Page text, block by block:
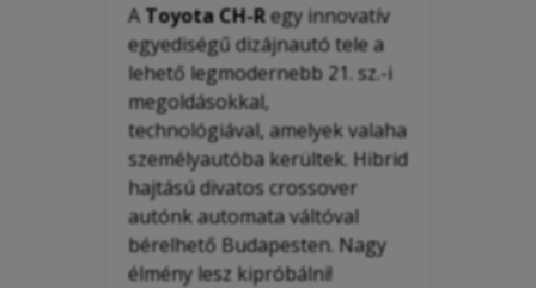
AToyota CH-Regy innovatív
egyediségű dizájnautó tele a
lehető legmodernebb 21. sz.-i
megoldásokkal,
technológiával, amelyek valaha
személyautóba kerültek. Hibrid
hajtású divatoscrossover
autónk automata váltóval
bérelhető Budapesten. Nagy
élmény lesz kipróbálni!